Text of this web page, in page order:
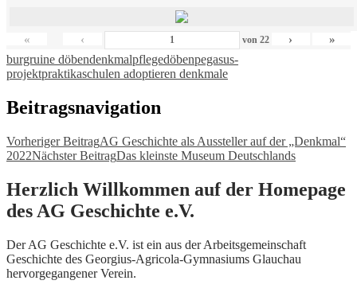
« ‹ von 22 › »
burgruine döbendenkmalpflegedöbenpegasus-
projektpraktikaschulen adoptieren denkmale
Beitragsnavigation
Vorheriger BeitragAG Geschichte als Aussteller auf der „Denkmal“
2022Nächster BeitragDas kleinste Museum Deutschlands
Herzlich Willkommen auf der Homepage
des AG Geschichte e.V.
Der AG Geschichte e.V. ist ein aus der Arbeitsgemeinschaft
Geschichte des Georgius-Agricola-Gymnasiums Glauchau
hervorgegangener Verein.